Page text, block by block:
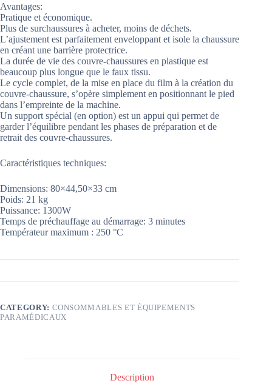
Avantages:
Pratique et économique.
Plus de surchaussures à acheter, moins de déchets.
L’ajustement est parfaitement enveloppant et isole la chaussure
en créant une barrière protectrice.
La durée de vie des couvre-chaussures en plastique est
beaucoup plus longue que le faux tissu.
Le cycle complet, de la mise en place du film à la création du
couvre-chaussure, s’opère simplement en positionnant le pied
dans l’empreinte de la machine.
Un support spécial (en option) est un appui qui permet de
garder l’équilibre pendant les phases de préparation et de
retrait des couvre-chaussures.
Caractéristiques techniques:
Dimensions: 80×44,50×33 cm
Poids: 21 kg
Puissance: 1300W
Temps de préchauffage au démarrage: 3 minutes
Températeur maximum : 250 °C
CATEGORY: CONSOMMABLES ET ÉQUIPEMENTS
PARAMÉDICAUX
Description